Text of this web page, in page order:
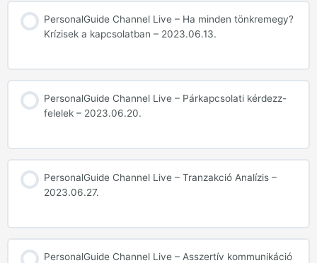
PersonalGuide Channel Live – Ha minden tönkremegy?
Krízisek a kapcsolatban – 2023.06.13.
PersonalGuide Channel Live – Párkapcsolati kérdezz-
felelek – 2023.06.20.
PersonalGuide Channel Live – Tranzakció Analízis –
2023.06.27.
PersonalGuide Channel Live – Asszertív kommunikáció